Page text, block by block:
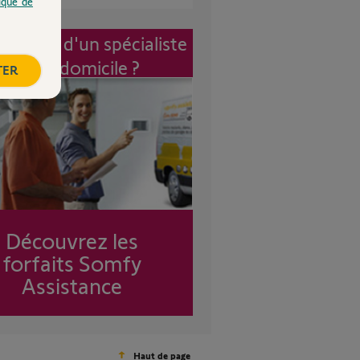
d'un spécialiste
à mon domicile ?
Découvrez les
forfaits Somfy
Assistance
Haut de page